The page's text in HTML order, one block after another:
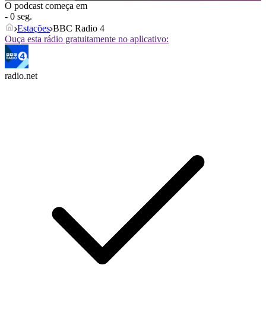
O podcast começa em
- 0 seg.
Estações BBC Radio 4
Ouça esta rádio gratuitamente no aplicativo:
radio.net